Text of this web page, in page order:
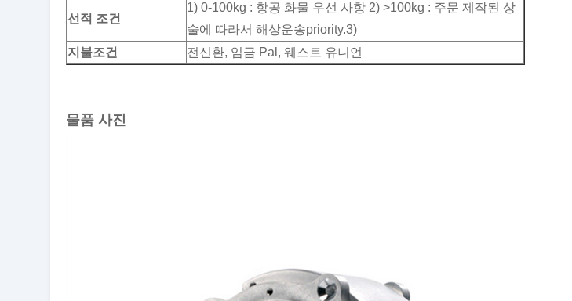
선적 조건
1) 0-100kg : 항공 화물 우선 사항 2) >100kg : 주문 제작된 상
술에 따라서 해상운송priority.3)
지불조건
전신환, 임금 Pal, 웨스트 유니언
물품 사진